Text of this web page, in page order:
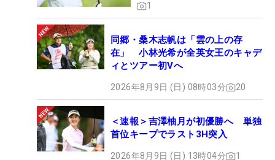
1
同郷・桑木志帆は「雲の上の存
在」 小林光希が全英女王のキャデ
ィとツアー初Vへ
2026年8月9日 (日) 08時03分 20
＜速報＞吉澤柚月が初優勝へ 単独
首位キープでラスト3H突入
2026年8月9日 (日) 13時04分 1